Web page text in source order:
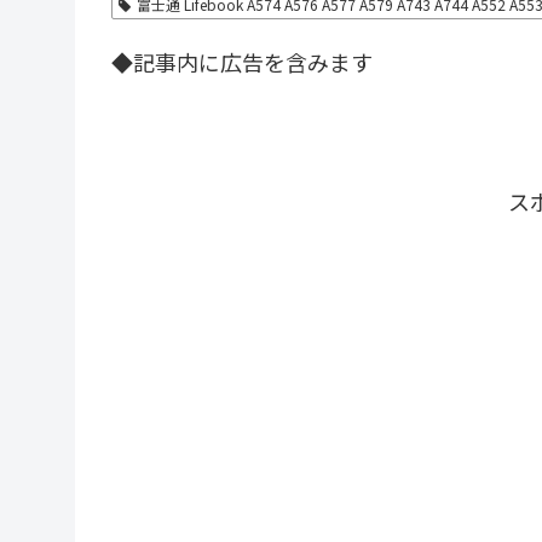
富士通 Lifebook A574 A576 A577 A579 A743 A744 A552
◆記事内に広告を含みます
ス